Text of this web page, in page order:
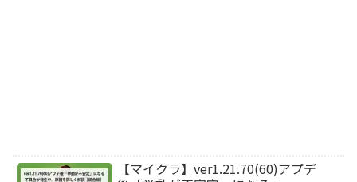
【マイクラ】ver1.21.70(60)アプデ